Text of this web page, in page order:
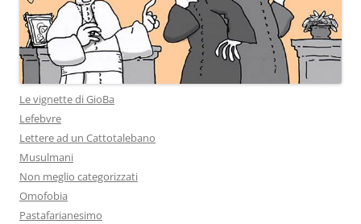
Le vignette di GioBa
Lefebvre
Lettere ad un Cattotalebano
Musulmani
Non meglio categorizzati
Omofobia
Pastafarianesimo